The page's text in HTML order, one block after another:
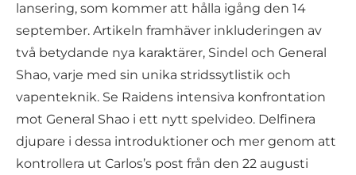
lansering, som kommer att hålla igång den 14
september. Artikeln framhäver inkluderingen av
två betydande nya karaktärer, Sindel och General
Shao, varje med sin unika stridssytlistik och
vapenteknik. Se Raidens intensiva konfrontation
mot General Shao i ett nytt spelvideo. Delfinera
djupare i dessa introduktioner och mer genom att
kontrollera ut Carlos’s post från den 22 augusti